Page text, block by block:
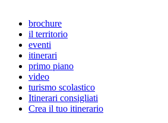
brochure
il territorio
eventi
itinerari
primo piano
video
turismo scolastico
Itinerari consigliati
Crea il tuo itinerario